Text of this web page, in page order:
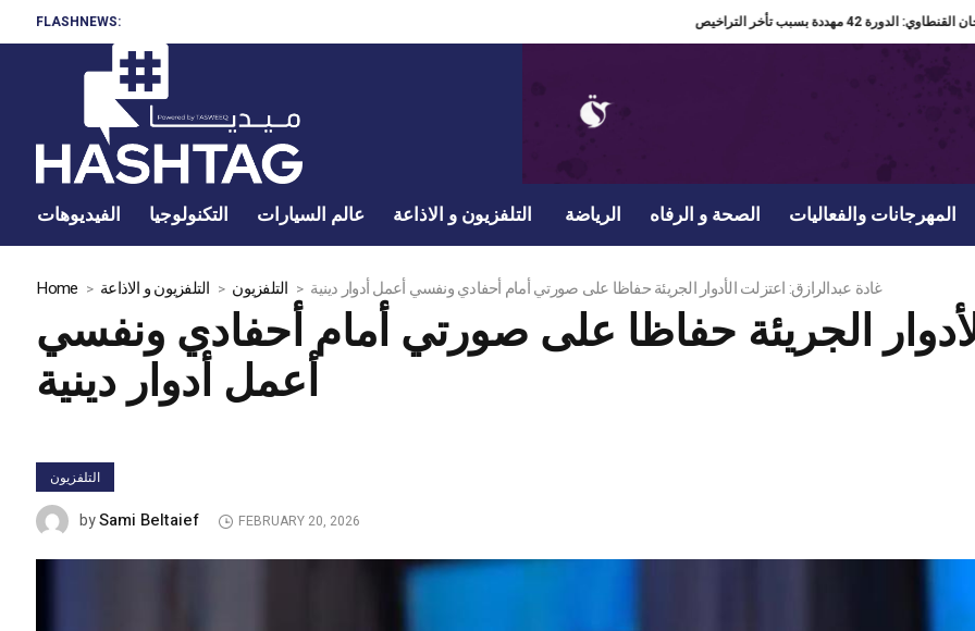
FLASHNEWS: مدير مهرجان القنطاوي: الدورة 42 مهددة بسبب تأخر التراخيص
الفيديوهات التكنولوجيا عالم السيارات التلفزيون و الاذاعة الرياضة الصحة و الرفاه المهرجانات والفعاليات
Home التلفزيون و الاذاعة التلفزيون غادة عبدالرازق: اعتزلت الأدوار الجريئة حفاظا على صورتي أمام أحفادي ونفسي أعمل أدوار دينية
الجريئة حفاظا على صورتي أمام أحفادي ونفسي
أعمل أدوار دينية
التلفزيون
bySami Beltaief FEBRUARY 20, 2026